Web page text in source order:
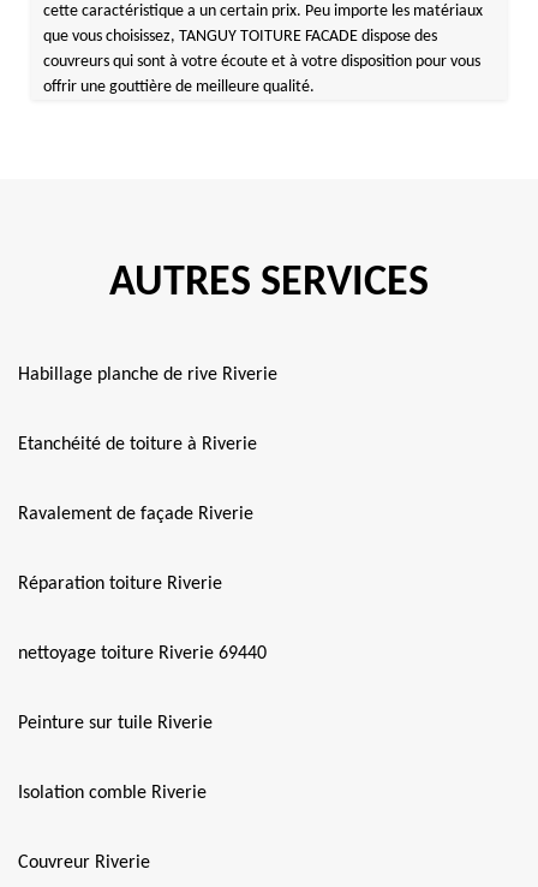
cette caractéristique a un certain prix. Peu importe les matériaux
que vous choisissez, TANGUY TOITURE FACADE dispose des
couvreurs qui sont à votre écoute et à votre disposition pour vous
offrir une gouttière de meilleure qualité.
AUTRES SERVICES
Habillage planche de rive Riverie
Etanchéité de toiture à Riverie
Ravalement de façade Riverie
Réparation toiture Riverie
nettoyage toiture Riverie 69440
Peinture sur tuile Riverie
Isolation comble Riverie
Couvreur Riverie